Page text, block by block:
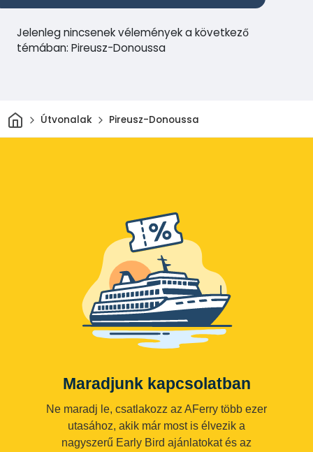
Jelenleg nincsenek vélemények a következő
témában: Pireusz-Donoussa
Otthon
Útvonalak Pireusz-Donoussa
Maradjunk kapcsolatban
Ne maradj le, csatlakozz az AFerry több ezer
utasához, akik már most is élvezik a
nagyszerű Early Bird ajánlatokat és az